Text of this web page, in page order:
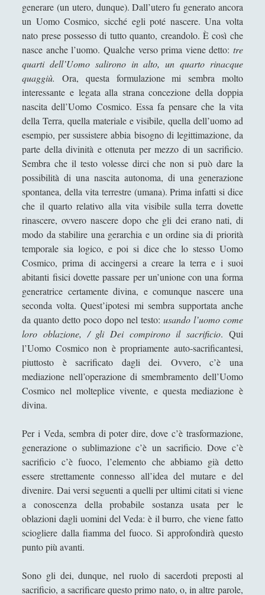
Capitolo 20. Gli elementi
Capitolo 21. Il Signore – l’Essere
Supremo vedico
Capitolo 22. Agni
Capitolo 23. Indra, Soma e Varuna
Capitolo 24. Visnu e il Signore
supremo nel contesto delle Upanisad
Capitolo 25. L’emergenza della vita
Capitolo 26. L’inizio: l’Aurora
Capitolo 27. Il rapporto dell’uomo con
Aurora
Capitolo 28. L’inizio dell’uomo: la sua
Capitolo 29. Sraddhā, la fede:
l’emergere della vita spirituale
Capitolo 3 - La Gayatri
Capitolo 4 - Preludio: il primo
passaggio
Capitolo 5. Nasadiya Sukta
Capitolo 6. Tapas – ardore
fiammeggiante
Capitolo 7. Skambha – il pilastro del
Capitolo 8. Hiranyagarbha – preghiera
e lode al dio della creazione
Capitolo 9. Purusa - l'Uomo
Cosmico
Angela Luverà Rattray e l'arte al processo "archeo-
botanico"
Considerazioni diverse sulla presenza di Dio
Contro certi ismi…
Desiderio e Contrappunto: la Psicoanalisi come
Filosofia del Tempo Interiore
generare (un utero, dunque). Dall’utero fu generato ancora
un Uomo Cosmico, sicché egli poté nascere. Una volta
nato prese possesso di tutto quanto, creandolo. È così che
nasce anche l’uomo. Qualche verso prima viene detto: tre
quarti dell’Uomo salirono in alto, un quarto rinacque
quaggiù.
Ora, questa formulazione mi sembra molto
interessante e legata alla strana concezione della doppia
nascita dell’Uomo Cosmico. Essa fa pensare che la vita
della Terra, quella materiale e visibile, quella dell’uomo ad
esempio, per sussistere abbia bisogno di legittimazione, da
parte della divinità e ottenuta per mezzo di un sacrificio.
Sembra che il testo volesse dirci che non si può dare la
possibilità di una nascita autonoma, di una generazione
spontanea, della vita terrestre (umana). Prima infatti si dice
che il quarto relativo alla vita visibile sulla terra dovette
rinascere, ovvero nascere dopo che gli dei erano nati, di
modo da stabilire una gerarchia e un ordine sia di priorità
temporale sia logico, e poi si dice che lo stesso Uomo
Cosmico, prima di accingersi a creare la terra e i suoi
abitanti fisici dovette passare per un’unione con una forma
generatrice certamente divina, e comunque nascere una
seconda volta. Quest’ipotesi mi sembra supportata anche
da quanto detto poco dopo nel testo: usando l’uomo come
loro oblazione, / gli Dei compirono il sacrificio. Qui
l’Uomo Cosmico non è propriamente auto-sacrificantesi,
piuttosto è sacrificato dagli dei. Ovvero, c’è una
mediazione nell’operazione di smembramento dell’Uomo
Cosmico nel molteplice vivente, e questa mediazione è
divina.
Per i Veda, sembra di poter dire, dove c’è trasformazione,
generazione o sublimazione c’è un sacrificio. Dove c’è
sacrificio c’è fuoco, l’elemento che abbiamo già detto
essere strettamente connesso all’idea del mutare e del
divenire. Dai versi seguenti a quelli per ultimi citati si viene
a conoscenza della probabile sostanza usata per le
oblazioni dagli uomini del Veda: è il burro, che viene fatto
sciogliere dalla fiamma del fuoco. Si approfondirà questo
punto più avanti.
Sono gli dei, dunque, nel ruolo di sacerdoti preposti al
sacrificio, a sacrificare questo primo nato, o, in altre parole,